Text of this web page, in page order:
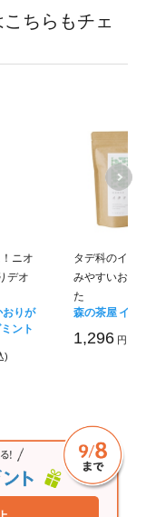
ちらもチェ
ニオ
デオ
おりが
ント
)
タデ科のイタ
みやすいお茶
た
森の茶屋 イタ
1,296 円 (税